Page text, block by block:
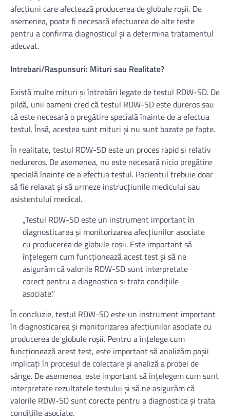
afecțiuni care afectează producerea de globule roșii. De
asemenea, poate fi necesară efectuarea de alte teste
pentru a confirma diagnosticul și a determina tratamentul
adecvat.
Intrebari/Raspunsuri: Mituri sau Realitate?
Există multe mituri și întrebări legate de testul RDW-SD. De
pildă, unii oameni cred că testul RDW-SD este dureros sau
că este necesară o pregătire specială înainte de a efectua
testul. Însă, acestea sunt mituri și nu sunt bazate pe fapte.
În realitate, testul RDW-SD este un proces rapid și relativ
nedureros. De asemenea, nu este necesară nicio pregătire
specială înainte de a efectua testul. Pacientul trebuie doar
să fie relaxat și să urmeze instrucțiunile medicului sau
asistentului medical.
„Testul RDW-SD este un instrument important în
diagnosticarea și monitorizarea afecțiunilor asociate
cu producerea de globule roșii. Este important să
înțelegem cum funcționează acest test și să ne
asigurăm că valorile RDW-SD sunt interpretate
corect pentru a diagnostica și trata condițiile
asociate.”
În concluzie, testul RDW-SD este un instrument important
în diagnosticarea și monitorizarea afecțiunilor asociate cu
producerea de globule roșii. Pentru a înțelege cum
funcționează acest test, este important să analizăm pașii
implicați în procesul de colectare și analiză a probei de
sânge. De asemenea, este important să înțelegem cum sunt
interpretate rezultatele testului și să ne asigurăm că
valorile RDW-SD sunt corecte pentru a diagnostica și trata
condițiile asociate.